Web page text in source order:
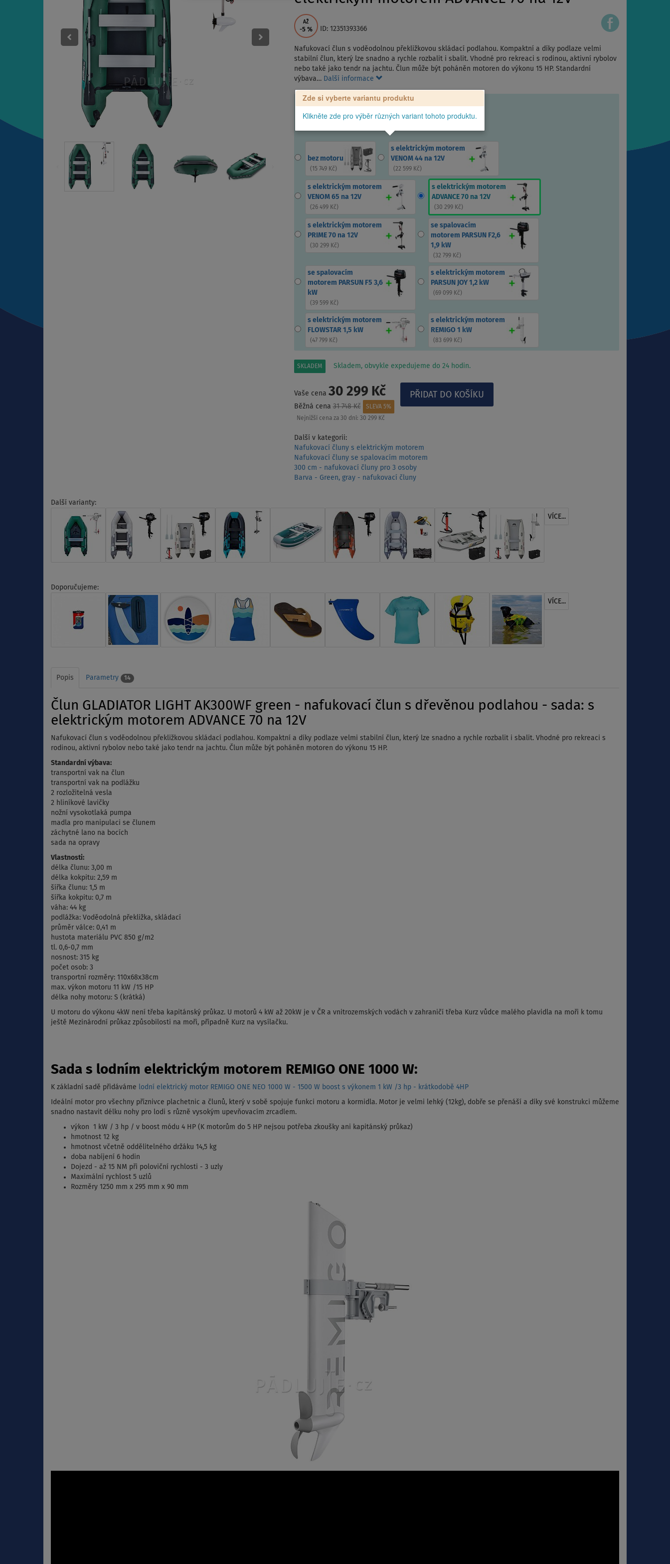
AŽ
-5 % ID: 12351393366
Nafukovací člun s voděodolnou překližkovou skládací podlahou. Kompaktní a díky podlaze velmi
stabilní člun, který lze snadno a rychle rozbalit i sbalit. Vhodné pro rekreaci s rodinou, aktivní rybolov
nebo také jako tendr na jachtu. Člun může být poháněn motoren do výkonu 15 HP. Standardní
výbava… Další informace
Zde si vyberte variantu produktu
Klikněte zde pro výběr různých variant tohoto produktu.
bez motoru
( 15 749 Kč)
s elektrickým motorem
VENOM 44 na 12V
(22 599 Kč)
s elektrickým motorem
VENOM 65 na 12V
(26 499 Kč)
s elektrickým motorem
ADVANCE 70 na 12V
(30 299 Kč)
s elektrickým motorem
PRIME 70 na 12V
(30 299 Kč)
se spalovacím
motorem PARSUN F2,6
1,9 kW
(32 799 Kč)
se spalovacím
motorem PARSUN F5 3,6
kW
(39 599 Kč)
s elektrickým motorem
PARSUN JOY 1,2 kW
( 69 099 Kč)
s elektrickým motorem
FLOWSTAR 1,5 kW
(47 799 Kč)
s elektrickým motorem
REMIGO 1 kW
(83 699 Kč)
SKLADEM Skladem, obvykle expedujeme do 24 hodin.
Vaše cena 30 299 Kč
Běžná cena31 748 Kč
SLEVA 5%
Nejnižší cena za 30 dní:30 299 Kč
Další v kategorii:
Nafukovací čluny s elektrickým motorem
Nafukovací čluny se spalovacím motorem
300 cm - nafukovací čluny pro 3 osoby
Barva - Green, gray - nafukovací čluny
Další varianty:
VÍCE...
Doporučujeme:
VÍCE...
Popis Parametry 14
Člun GLADIATOR LIGHT AK300WF green - nafukovací člun s dřevěnou podlahou - sada: s
elektrickým motorem ADVANCE 70 na 12V
Nafukovací člun s voděodolnou překližkovou skládací podlahou. Kompaktní a díky podlaze velmi stabilní člun, který lze snadno a rychle rozbalit i sbalit. Vhodné pro rekreaci s
rodinou, aktivní rybolov nebo také jako tendr na jachtu. Člun může být poháněn motoren do výkonu 15 HP.
Standardní výbava:
transportní vak na člun
transportní vak na podlážku
2 rozložitelná vesla
2 hliníkové lavičky
nožní vysokotlaká pumpa
madla pro manipulaci se člunem
záchytné lano na bocích
sada na opravy
Vlastnosti:
délka člunu: 3,00 m
délka kokpitu: 2,59 m
šířka člunu: 1,5 m
šířka kokpitu: 0,7 m
váha: 44 kg
podlážka: Voděodolná překližka, skládací
průměr válce: 0,41 m
hustota materiálu PVC 850 g/m2
tl. 0,6-0,7 mm
nosnost: 315 kg
počet osob: 3
transportní rozměry: 110x68x38cm
max. výkon motoru 11 kW /15 HP
délka nohy motoru: S (krátká)
U motoru do výkonu 4kW není třeba kapitánský průkaz. U motorů 4 kW až 20kW je v ČR a vnitrozemských vodách v zahraničí třeba Kurz vůdce malého plavidla na moři k tomu
ještě Mezinárodní průkaz způsobilosti na moři, případně Kurz na vysílačku.
Sada s lodním elektrickým motorem REMIGO ONE 1000 W:
K základní sadě přidáváme lodní elektrický motor REMIGO ONE NEO 1000 W - 1500 W boost s výkonem 1 kW /3 hp - krátkodobě 4HP
Ideální motor pro všechny příznivce plachetnic a člunů, který v sobě spojuje funkci motoru a kormidla. Motor je velmi lehký (12kg), dobře se přenáší a díky své konstrukci můžeme
snadno nastavit délku nohy pro lodi s různě vysokým upevňovacím zrcadlem.
výkon 1 kW / 3 hp / v boost módu 4 HP (K motorům do 5 HP nejsou potřeba zkoušky ani kapitánský průkaz)
hmotnost 12 kg
hmotnost včetně oddělitelného držáku 14,5 kg
doba nabíjení 6 hodin
Dojezd - až 15 NM při poloviční rychlosti - 3 uzly
Maximální rychlost 5 uzlů
Rozměry 1250 mm x 295 mm x 90 mm